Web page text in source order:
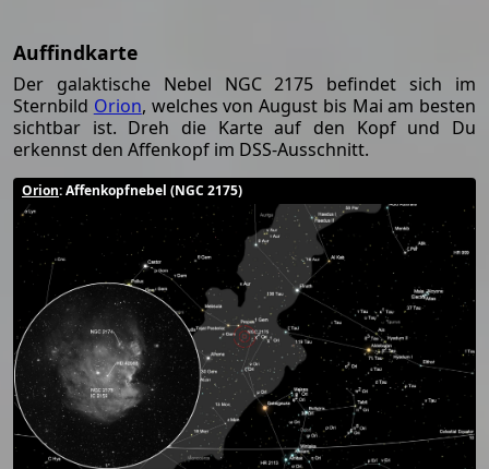
Auffindkarte
Der galaktische Nebel NGC 2175 befindet sich im
Sternbild Orion, welches von August bis Mai am besten
sichtbar ist. Dreh die Karte auf den Kopf und Du
erkennst den Affenkopf im DSS-Ausschnitt.
Orion: Affenkopfnebel (NGC 2175)